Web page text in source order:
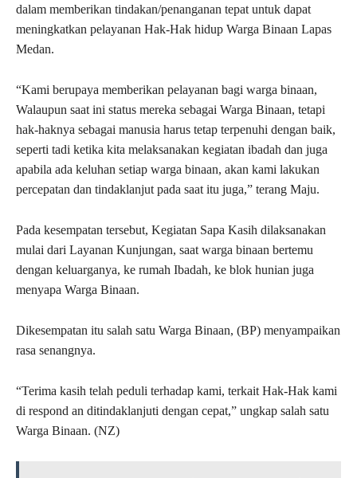
dalam memberikan tindakan/penanganan tepat untuk dapat
meningkatkan pelayanan Hak-Hak hidup Warga Binaan Lapas
Medan.
“Kami berupaya memberikan pelayanan bagi warga binaan,
Walaupun saat ini status mereka sebagai Warga Binaan, tetapi
hak-haknya sebagai manusia harus tetap terpenuhi dengan baik,
seperti tadi ketika kita melaksanakan kegiatan ibadah dan juga
apabila ada keluhan setiap warga binaan, akan kami lakukan
percepatan dan tindaklanjut pada saat itu juga,” terang Maju.
Pada kesempatan tersebut, Kegiatan Sapa Kasih dilaksanakan
mulai dari Layanan Kunjungan, saat warga binaan bertemu
dengan keluarganya, ke rumah Ibadah, ke blok hunian juga
menyapa Warga Binaan.
Dikesempatan itu salah satu Warga Binaan, (BP) menyampaikan
rasa senangnya.
“Terima kasih telah peduli terhadap kami, terkait Hak-Hak kami
di respond an ditindaklanjuti dengan cepat,” ungkap salah satu
Warga Binaan. (NZ)